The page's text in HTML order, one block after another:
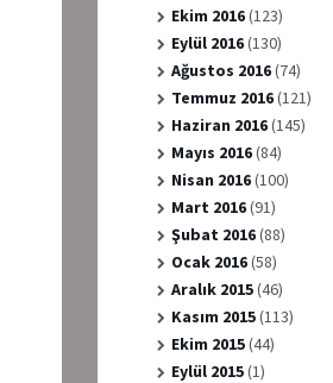
Ekim 2016(123)
Eylül 2016(130)
Ağustos 2016(74)
Temmuz 2016(121)
Haziran 2016(145)
Mayıs 2016(84)
Nisan 2016(100)
Mart 2016(91)
Şubat 2016(88)
Ocak 2016(58)
Aralık 2015(46)
Kasım 2015(113)
Ekim 2015(44)
Eylül 2015(1)